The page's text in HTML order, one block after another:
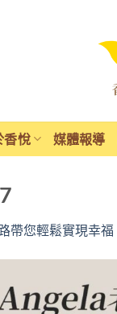
香悅 媒體報導
帶您輕鬆實現幸